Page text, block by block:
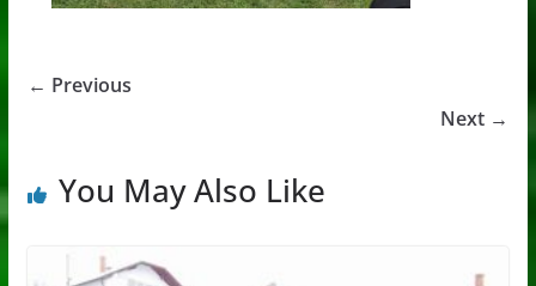
← Previous
Next →
You May Also Like